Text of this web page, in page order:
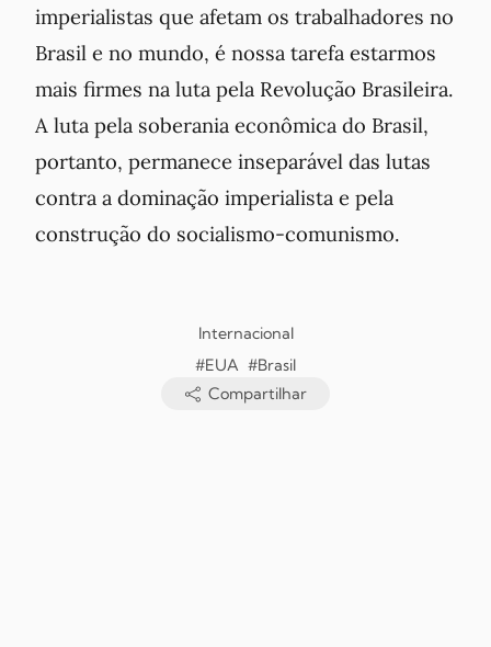
imperialistas que afetam os trabalhadores no
Brasil e no mundo, é nossa tarefa estarmos
mais firmes na luta pela Revolução Brasileira.
A luta pela soberania econômica do Brasil,
portanto, permanece inseparável das lutas
contra a dominação imperialista e pela
construção do socialismo-comunismo.
Internacional
#EUA #Brasil
Compartilhar